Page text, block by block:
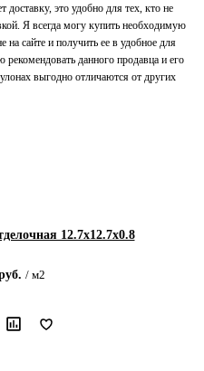
это удобно для тех, кто не
Я всегда могу купить необходимую
сайте и получить ее в удобное для
данного продавца и его
выгодно отличаются от других
12.7х12.7х0.8
/ м2